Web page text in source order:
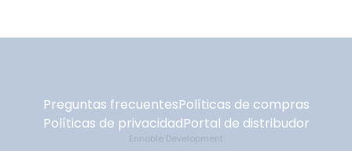
Preguntas frecuentesPolíticas de compras
Políticas de privacidadPortal de distribudor
Ennoble Development